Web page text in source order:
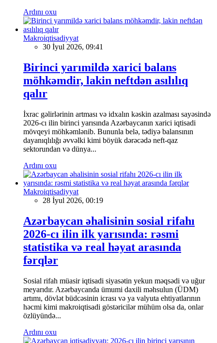
Ardını oxu
Makroiqtisadiyyat
30 İyul 2026, 09:41
Birinci yarımildə xarici balans
möhkəmdir, lakin neftdən asılılıq
qalır
İxrac gəlirlərinin artması və idxalın kəskin azalması sayəsində
2026-cı ilin birinci yarısında Azərbaycanın xarici iqtisadi
mövqeyi möhkəmlənib. Bununla belə, tədiyə balansının
dayanıqlılığı əvvəlki kimi böyük dərəcədə neft-qaz
sektorundan və dünya...
Ardını oxu
Makroiqtisadiyyat
28 İyul 2026, 00:19
Azərbaycan əhalisinin sosial rifahı
2026-cı ilin ilk yarısında: rəsmi
statistika və real həyat arasında
fərqlər
Sosial rifah müasir iqtisadi siyasətin yekun məqsədi və uğur
meyarıdır. Azərbaycanda ümumi daxili məhsulun (ÜDM)
artımı, dövlət büdcəsinin icrası və ya valyuta ehtiyatlarının
həcmi kimi makroiqtisadi göstəricilər mühüm olsa da, onlar
özlüyündə...
Ardını oxu